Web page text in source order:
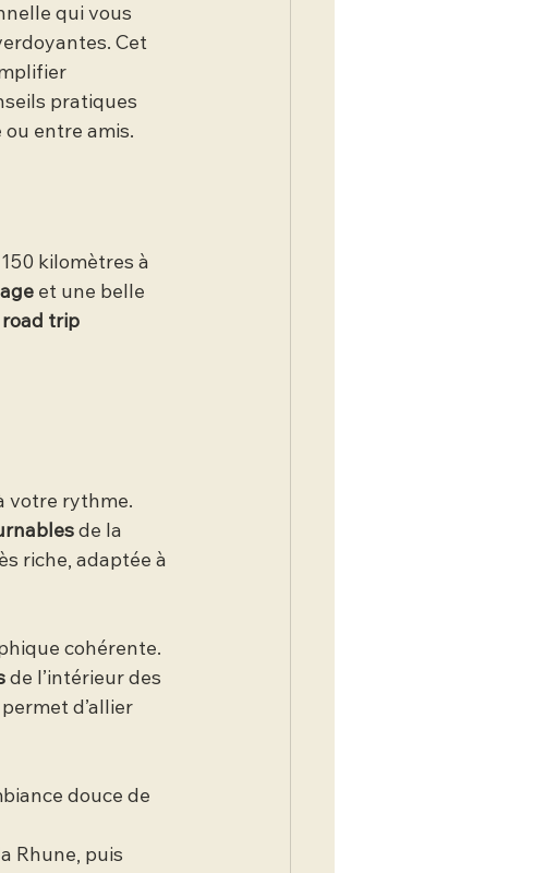
qui vous
Cet
pratiques
ou entre amis.
kilomètres à
et une belle
road trip
votre rythme.
de la
riche, adaptée à
cohérente.
de l’intérieur des
d’allier
douce de
Rhune, puis